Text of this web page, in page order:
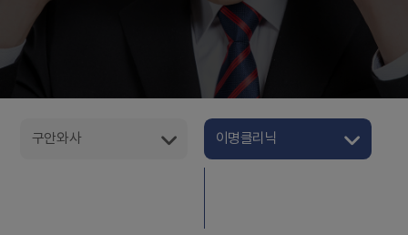
구안와사 이명클리닉